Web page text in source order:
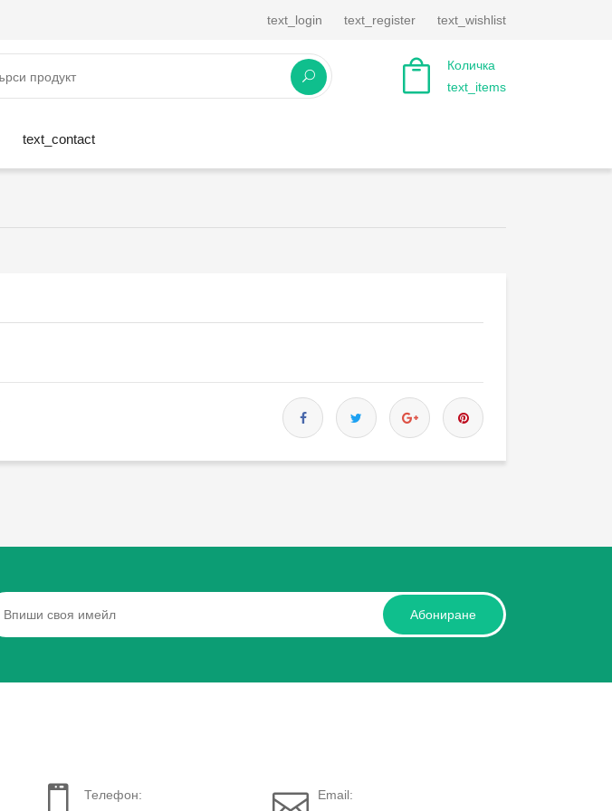
text_login text_register text_wishlist
Количка
text_items
text_contact
Абониране
Телефон:
Email: